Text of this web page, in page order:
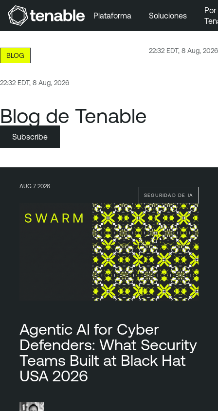
Ir al contenido principal
Ir al pie de página
Plataforma Soluciones
22:32 EDT, 8 Aug, 2026
BLOG
22:32 EDT, 8 Aug, 2026
Blog de Tenable
Subscribe
SEGURIDAD DE IA
AUG 7 2026
Agentic AI for Cyber
Defenders: What Security
Teams Built at Black Hat
USA 2026